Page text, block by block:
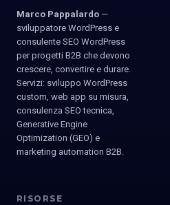
Marco Pappalardo —
sviluppatore WordPress e
consulente SEO WordPress
per progetti B2B che devono
crescere, convertire e durare.
Servizi: sviluppo WordPress
custom, web app su misura,
consulenza SEO tecnica,
Generative Engine
Optimization (GEO) e
marketing automation B2B.
RISORSE